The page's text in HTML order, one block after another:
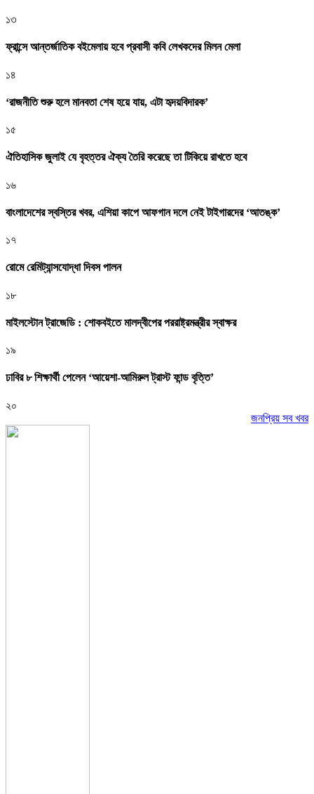
১৩
ফ্রান্সে আন্তর্জাতিক বইমেলায় হবে প্রবাসী কবি লেখকদের মিলন মেলা
১৪
‘রাজনীতি শুরু হলে মানবতা শেষ হয়ে যায়, এটা হৃদয়বিদারক’
১৫
ঐতিহাসিক জুলাই যে বৃহত্তর ঐক্য তৈরি করেছে তা টিকিয়ে রাখতে হবে
১৬
বাংলাদেশের স্বস্তির খবর, এশিয়া কাপে আফগান দলে নেই টাইগারদের ‘আতঙ্ক’
১৭
রোমে রেমিট্যান্সযোদ্ধা দিবস পালন
১৮
মাইলস্টোন ট্রাজেডি : শোকবইতে মালদ্বীপের পররাষ্ট্রমন্ত্রীর স্বাক্ষর
১৯
ঢাবির ৮ শিক্ষার্থী পেলেন ‘আয়েশা-আমিরুল ট্রাস্ট ফান্ড বৃত্তি’
২০
জনপ্রিয় সব খবর